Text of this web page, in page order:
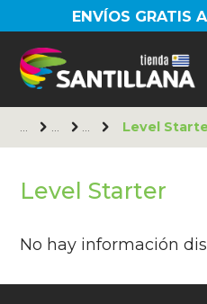
ENVÍOS GRATIS
Level
Level Starter
No hay información